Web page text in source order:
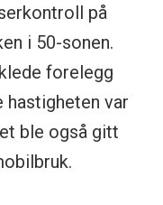
på
i 50-sonen.
forelegg
hastigheten var
ble også gitt